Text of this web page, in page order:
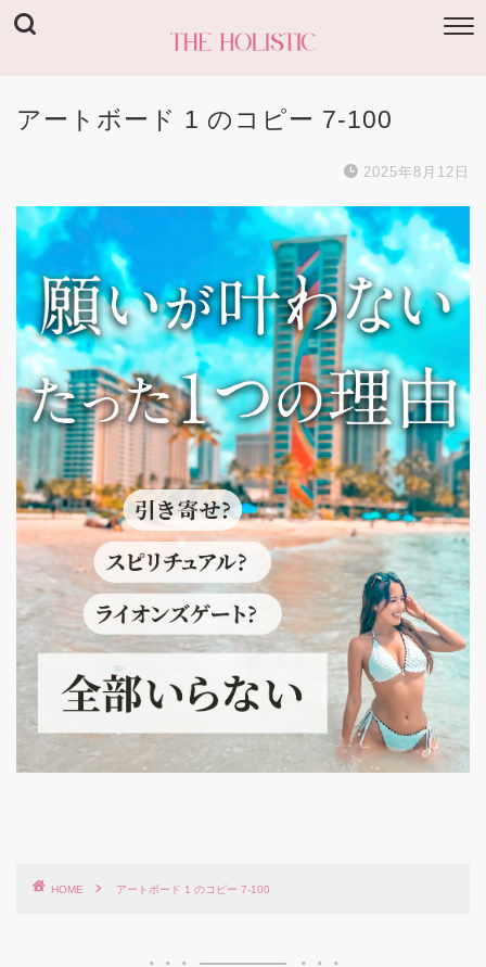
アートボード 1 のコピー 7-100
2025年8月12日
HOME アートボード 1 のコピー 7-100